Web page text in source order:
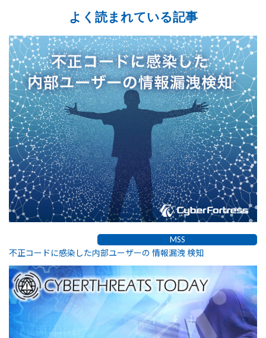
よく読まれている記事
MSS
不正コードに感染した内部ユーザーの 情報漏洩 検知